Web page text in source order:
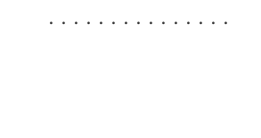
・・・・・・・・・・・・・・・